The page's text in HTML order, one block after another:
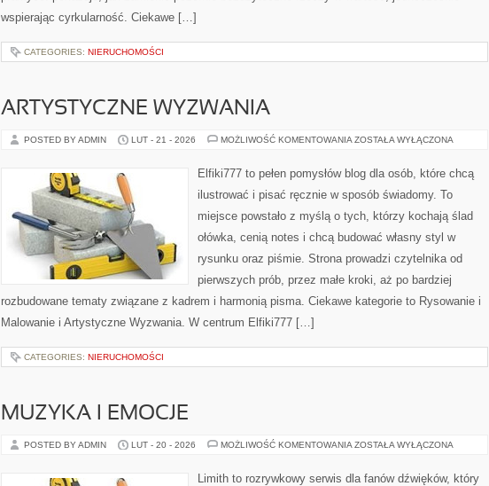
wspierając cyrkularność. Ciekawe […]
CATEGORIES: NIERUCHOMOŚCI
ARTYSTYCZNE WYZWANIA
POSTED BY ADMIN LUT - 21 - 2026 MOŻLIWOŚĆ KOMENTOWANIA ARTYSTYCZNE
ZOSTAŁA WYŁĄCZONA
Elfiki777 to pełen pomysłów blog dla osób, które chcą
ilustrować i pisać ręcznie w sposób świadomy. To
miejsce powstało z myślą o tych, którzy kochają ślad
ołówka, cenią notes i chcą budować własny styl w
rysunku oraz piśmie. Strona prowadzi czytelnika od
pierwszych prób, przez małe kroki, aż po bardziej
rozbudowane tematy związane z kadrem i harmonią pisma. Ciekawe kategorie to Rysowanie i
Malowanie i Artystyczne Wyzwania. W centrum Elfiki777 […]
CATEGORIES: NIERUCHOMOŚCI
MUZYKA I EMOCJE
POSTED BY ADMIN LUT - 20 - 2026 MOŻLIWOŚĆ KOMENTOWANIA MUZYKA
ZOSTAŁA WYŁĄCZONA
Limith to rozrywkowy serwis dla fanów dźwięków, który